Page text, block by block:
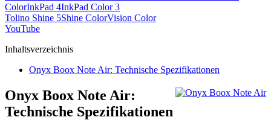
ColorInkPad 4InkPad Color 3
Tolino Shine 5Shine ColorVision Color
YouTube
Inhaltsverzeichnis
Onyx Boox Note Air: Technische Spezifikationen
Onyx Boox Note Air:
Technische Spezifikationen